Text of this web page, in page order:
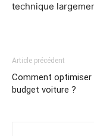
technique
Article précédent
Comment optimiser
budget voiture ?